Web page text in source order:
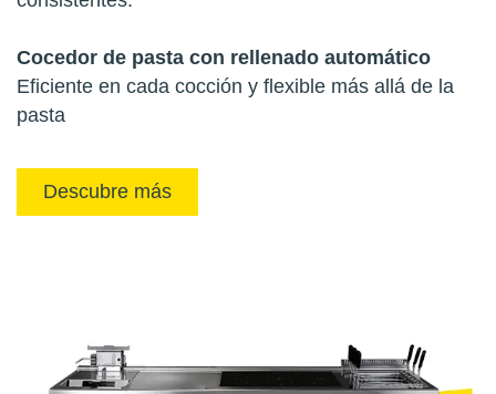
Cocedor de pasta con rellenado automático
Eficiente en cada cocción y flexible más allá de la
pasta
Descubre más